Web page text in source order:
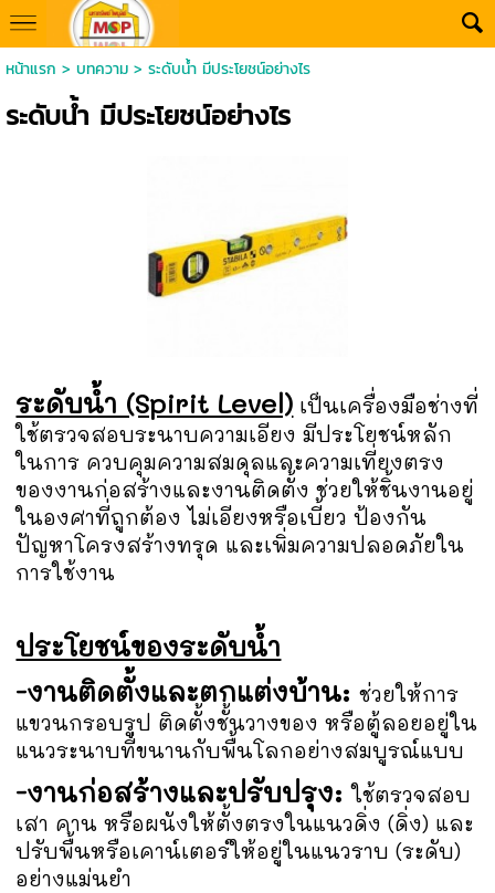
หน้าแรก > บทความ> ระดับน้ำ มีประโยชน์อย่างไร
ระดับน้ำ มีประโยชน์อย่างไร
ระดับน้ำ (Spirit Level) เป็นเครื่องมือช่างที่
ใช้ตรวจสอบระนาบความเอียง มีประโยชน์หลัก
ในการ ควบคุมความสมดุลและความเที่ยงตรง
ของงานก่อสร้างและงานติดตั้ง ช่วยให้ชิ้นงานอยู่
ในองศาที่ถูกต้อง ไม่เอียงหรือเบี้ยว ป้องกัน
ปัญหาโครงสร้างทรุด และเพิ่มความปลอดภัยใน
การใช้งาน
ประโยชน์ของระดับน้ำ
-งานติดตั้งและตกแต่งบ้าน: ช่วยให้การ
แขวนกรอบรูป ติดตั้งชั้นวางของ หรือตู้ลอยอยู่ใน
แนวระนาบที่ขนานกับพื้นโลกอย่างสมบูรณ์แบบ
-งานก่อสร้างและปรับปรุง: ใช้ตรวจสอบ
เสา คาน หรือผนังให้ตั้งตรงในแนวดิ่ง (ดิ่ง) และ
ปรับพื้นหรือเคาน์เตอร์ให้อยู่ในแนวราบ (ระดับ)
อย่างแม่นยำ